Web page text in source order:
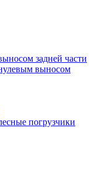
задней части
выносом
погрузчики